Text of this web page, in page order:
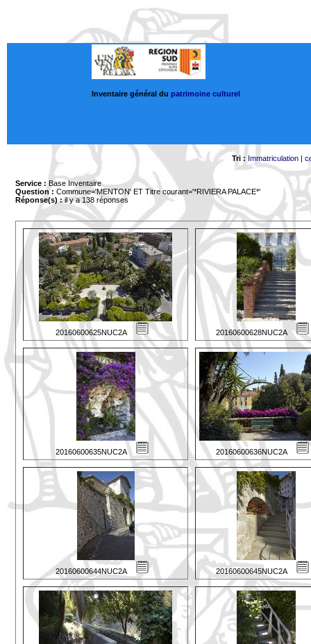
Inventaire général du patrimoine culturel
Tri : Immatriculation|
Service : Base Inventaire
Question : Commune='MENTON' ET Titre courant='*RIVIERA PALACE*'
Réponse(s) :il y a 138 réponses
20160600625NUC2A 20160600628NUC2A
20160600635NUC2A 20160600636NUC2A
20160600644NUC2A 20160600645NUC2A